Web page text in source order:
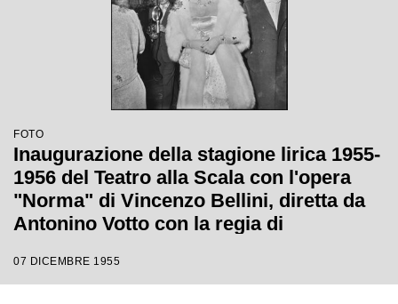
FOTO
Inaugurazione della stagione lirica 1955-
1956 del Teatro alla Scala con l'opera
"Norma" di Vincenzo Bellini, diretta da
Antonino Votto con la regia di
07 DICEMBRE 1955